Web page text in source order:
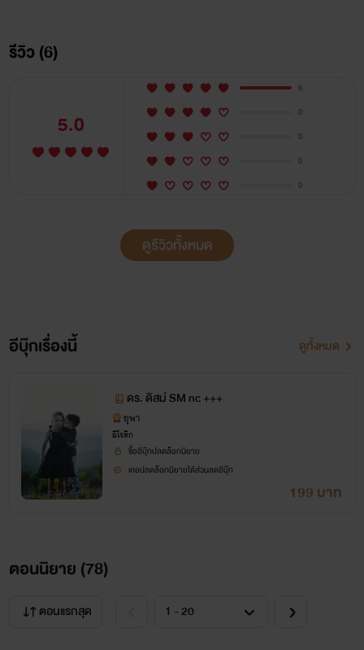
กันมาก ถ้าไม่สนิทกันจะแยกไม่ออกว่าใครเป็นใคร
ฝากรัก 25ปี
ฝากรักเป็นเจ้าของร้านดอกไม้ เป็นคนมองโลกในแง่ดี และกำลัง
นักธุรกิจอสังหาริมทรัพย์ที่มีความฮอตมากๆ
ละมุน 23 ปี
เป็นเด็กในร้านของฝากรัก เธอมีนิสัยขี้อิจฉาแต่ไม่แสดงออกมา
ให้ใครได้เห็น ละมุนเป็นสาวสวย เปรี้ยว แอบรักคริสโตเฟอร์มาก
รีวิว (6)
5.0
6
0
0
0
0
ดูรีวิวทั้งหมด
อีบุ๊กเรื่องนี้ ดูทั้งหมด
ดร. ดิสม์ SM nc +++
ยุพา
อีโรติก
ซื้ออีบุ๊กปลดล็อกนิยาย
เคยปลดล็อกนิยายได้ส่วนลดอีบุ๊ก
199 บาท
ตอนนิยาย (78)
ตอนแรกสุด